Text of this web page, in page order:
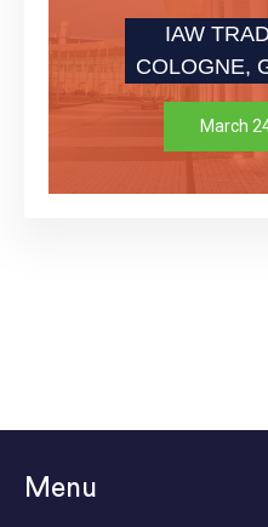
IAW
COLOGNE,
March
Menu